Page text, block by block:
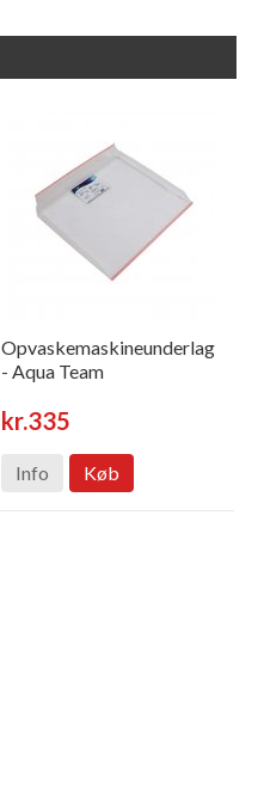
Opvaskemaskineunderlag
- Aqua Team
kr.335
Info Køb